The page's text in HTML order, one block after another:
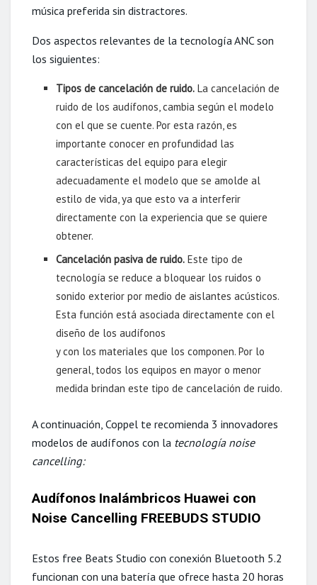
música preferida sin distractores.
Dos aspectos relevantes de la tecnología ANC son
los siguientes:
Tipos de cancelación de ruido. La cancelación de
ruido de los audífonos, cambia según el modelo
con el que se cuente. Por esta razón, es
importante conocer en profundidad las
características del equipo para elegir
adecuadamente el modelo que se amolde al
estilo de vida, ya que esto va a interferir
directamente con la experiencia que se quiere
obtener.
Cancelación pasiva de ruido. Este tipo de
tecnología se reduce a bloquear los ruidos o
sonido exterior por medio de aislantes acústicos.
Esta función está asociada directamente con el
diseño de los audífonos
y con los materiales que los componen. Por lo
general, todos los equipos en mayor o menor
medida brindan este tipo de cancelación de ruido.
A continuación, Coppel te recomienda 3 innovadores
modelos de audífonos con la tecnología noise
cancelling:
Audífonos Inalámbricos Huawei con
Noise Cancelling FREEBUDS STUDIO
Estos free Beats Studio con conexión Bluetooth 5.2
funcionan con una batería que ofrece hasta 20 horas